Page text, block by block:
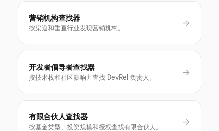
营销机构查找器
按渠道和垂直行业发现营销机构。
→
开发者倡导者查找器
按技术栈和社区影响力查找 DevRel 负责人。
→
有限合伙人查找器
按基金类型、投资规模和授权查找有限合伙人。
→